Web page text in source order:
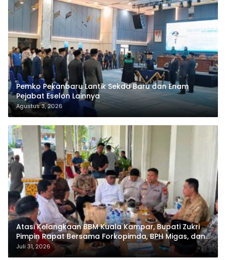
Pemko Pekanbaru Lantik Sekda Baru dan Enam
Pejabat Eselon Lainnya
Agustus 3, 2026
Atasi Kelangkaan BBM Kuala Kampar, Bupati Zukri
Pimpin Rapat Bersama Forkopimda, BPH Migas, dan
Pertamina
Juli 31, 2026